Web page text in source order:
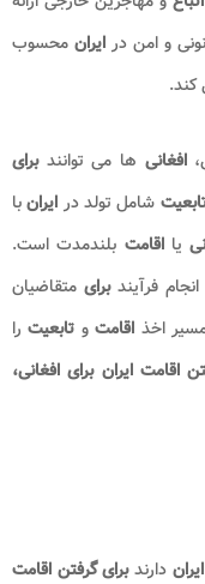
و امن در ایران محسوب
افغانی ها می توانندبرای
شامل تولد در ایرانبا
یااقامت بلندمدت است.
فرآیندبرای متقاضیان
اخذ اقامتو تابعیت را
اقامت ایران برای افغانی،
ایران دارندبرای گرفتن اقامت